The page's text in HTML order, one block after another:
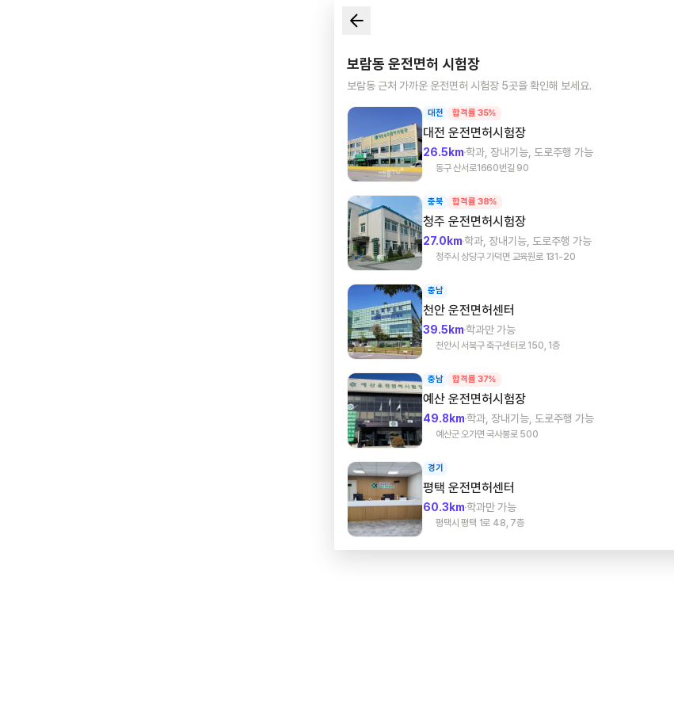
보람동 운전면허 시험장
보람동 근처 가까운 운전면허 시험장 5곳을 확인해 보세요.
대전 합격률 35%
대전 운전면허시험장
26.5km학과, 장내기능, 도로주행 가능
동구 산서로1660번길 90
충북 합격률 38%
청주 운전면허시험장
27.0km학과, 장내기능, 도로주행 가능
청주시 상당구 가덕면 교육원로 131-20
충남
천안 운전면허센터
39.5km학과만 가능
천안시 서북구 축구센터로 150, 1층
충남 합격률 37%
예산 운전면허시험장
49.8km학과, 장내기능, 도로주행 가능
예산군 오가면 국사봉로 500
경기
평택 운전면허센터
60.3km학과만 가능
평택시 평택 1로 48, 7층